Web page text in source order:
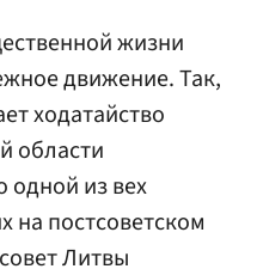
жизни
движение. Так,
ходатайство
области
одной из вех
на постсоветском
Литвы